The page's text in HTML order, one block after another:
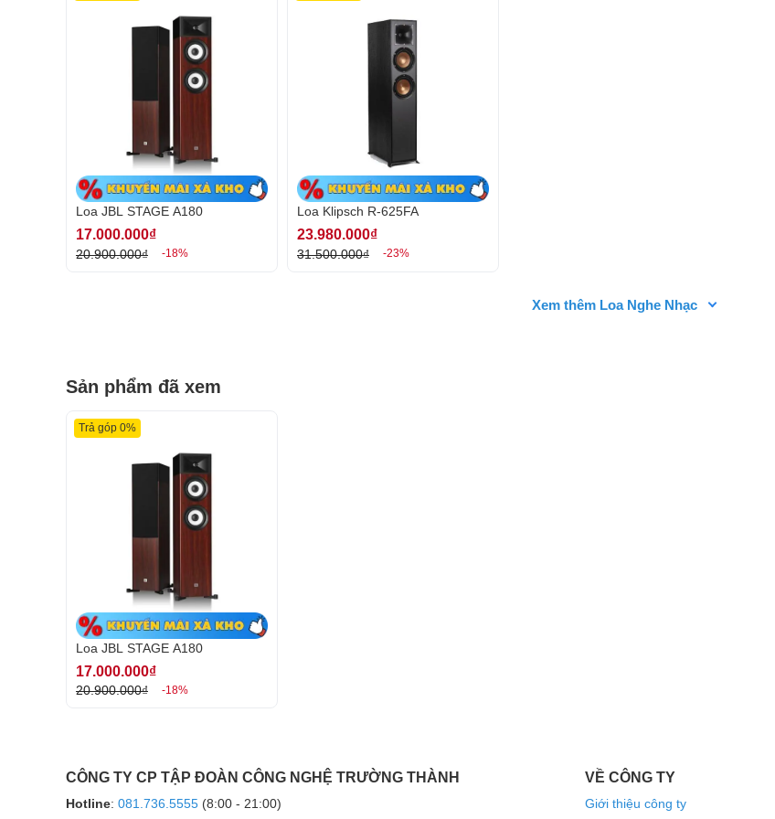
Loa nghe nhạc JBL STAGE A180 có hai màu đen và nâu vân gỗ, thiết kế mang hơi hướng cổ điển
rất thích hợp để đặt loa trong phòng khách như một vật trang trí tăng độ sang trọng và phong cách
cho bất kỳ hệ thống âm thanh rạp hát gia đình nào. Loa có chân đỡ kèm theo, loại chân đỡ này có
khả năng thay đổi độ cao nhằm cân bằng chiếc loa khi mặt sàn nhà không phẳng.
Loa JBL STAGE A180
17.000.000₫
20.900.000₫ -18%
Loa Klipsch R-625FA
23.980.000₫
31.500.000₫ -23%
Xem thêm Loa Nghe Nhạc
Sản phẩm đã xem
Loa JBL STAGE A180
Trả góp 0%
17.000.000₫
20.900.000₫ -18%
CÔNG TY CP TẬP ĐOÀN CÔNG NGHỆ TRƯỜNG THÀNH
Hotline: 081.736.5555 (8:00 - 21:00)
VỀ CÔNG TY
Giới thiệu công ty